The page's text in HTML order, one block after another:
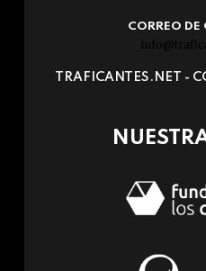
CORREO DE
TRAFICANTES.NET -